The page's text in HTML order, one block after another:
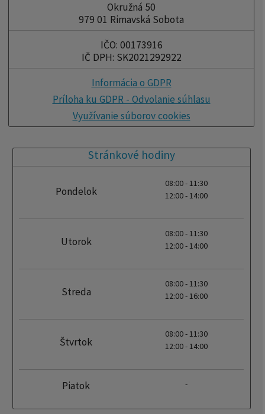
Okružná 50
979 01 Rimavská Sobota
IČO: 00173916
IČ DPH: SK2021292922
Informácia o GDPR
Príloha ku GDPR - Odvolanie súhlasu
Využívanie súborov cookies
Stránkové hodiny
Pondelok
08:00 - 11:30
12:00 - 14:00
Utorok
08:00 - 11:30
12:00 - 14:00
Streda
08:00 - 11:30
12:00 - 16:00
Štvrtok
08:00 - 11:30
12:00 - 14:00
Piatok -